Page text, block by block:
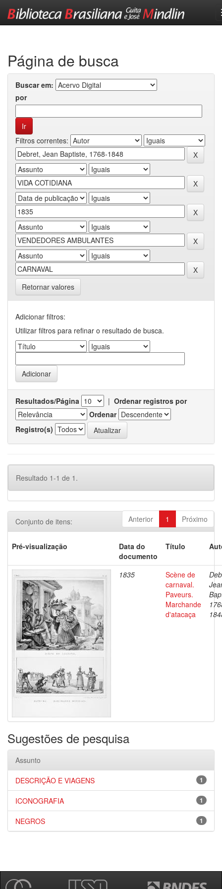
Página de busca
Buscar em:
por
Filtros correntes:
Retornar valores
Adicionar filtros:
Utilizar filtros para refinar o resultado de busca.
Resultados/Página | Ordenar registros por
Ordenar
Registro(s)
Resultado 1-1 de 1.
Anterior 1 Próximo
Conjunto de itens:
Pré-visualização
Data do
documento
Título
1835
Scène de
carnaval.
Paveurs.
Marchande
d'atacaça
Sugestões de pesquisa
Assunto
1
DESCRIÇÃO E VIAGENS
1
ICONOGRAFIA
1
NEGROS